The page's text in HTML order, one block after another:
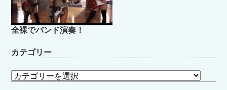
全裸でバンド演奏！
カテゴリー
カ
テ